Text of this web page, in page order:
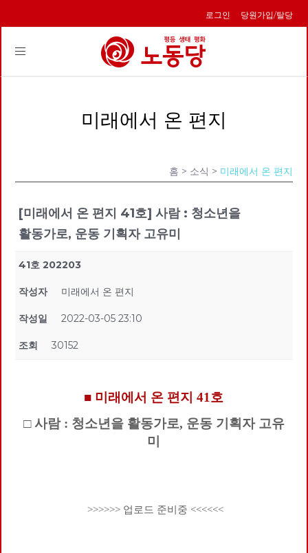
로그인 당원가입/탈당
Toggle
미래에서 온 편지
홈 > 소식 > 미래에서 온 편지
[미래에서 온 편지 41호] 사람 : 청소년을
활동가로, 운동 기획자 고유미
41호 202203
작성자 미래에서 온 편지
작성일 2022-03-05 23:10
조회 30152
■ 미래에서 온 편지 41호
□ 사람 : 청소년을 활동가로, 운동 기획자 고유
미
>>>>>> 업로드 준비중 <<<<<<